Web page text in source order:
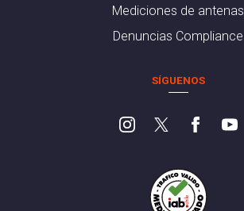
Mediciones de antenas
Denuncias Compliance
SÍGUENOS